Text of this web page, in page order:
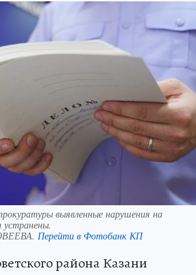
выявленные нарушения на
устранены.
Перейти в Фотобанк КП
района Казани